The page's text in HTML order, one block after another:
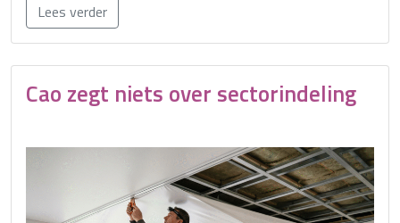
Lees verder
Cao zegt niets over sectorindeling